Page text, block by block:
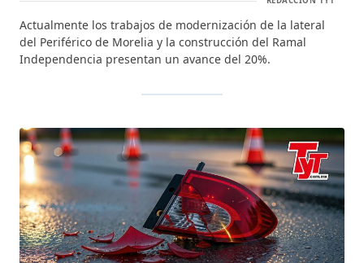
Actualmente los trabajos de modernización de la lateral
del Periférico de Morelia y la construcción del Ramal
Independencia presentan un avance del 20%.